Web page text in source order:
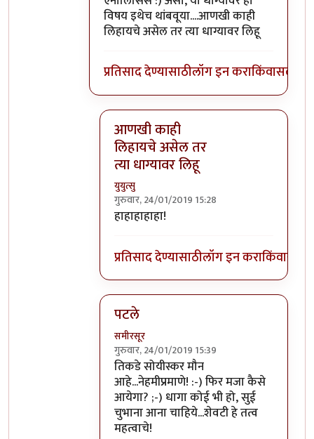
विषय इथेच थांबवूया....आणखी काही
लिहायचे असेल तर त्या धाग्यावर लिहू
प्रतिसाद देण्यासाठीलॉग इन कराकिंवासदस्य
आणखी काही
लिहायचे असेल तर
त्या धाग्यावर लिहू
युयुत्सु
गुरुवार, 24/01/2019 15:28
In reply to
हाहाहाहाहा!
प्रतिसाद देण्यासाठीलॉग इन कराकिंवा
पटले
समीरसूर
गुरुवार, 24/01/2019 15:39
In reply toशाब्दिक मारामारी फक्त ठराविक
तिकडे सोयीस्कर मौन
आहे...नेहमीप्रमाणे! :-) फिर मजा कैसे
आयेगा? ;-) धागा कोई भी हो, सुई
चुभाना आना चाहिये...शेवटी हे तत्व
महत्वाचे!